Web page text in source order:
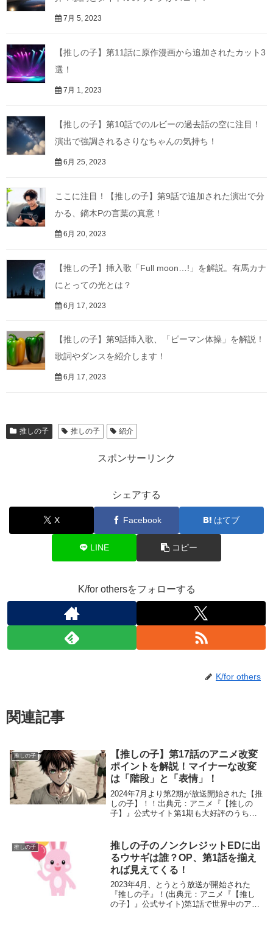
7月 5, 2023
【推しの子】第11話に原作漫画から追加されたカット3
選！
7月 1, 2023
【推しの子】第10話でのルビーの過去話の空に注目！
演出で強調されるさりなちゃんの気持ち！
6月 25, 2023
ここに注目！【推しの子】第9話で追加された演出で分
かる、鏑木Pの言葉の真意！
6月 20, 2023
【推しの子】挿入歌「Full moon…!」を解説。有馬カナ
にとっての光とは？
6月 17, 2023
【推しの子】第9話挿入歌、「ピーマン体操」を解説！
歌詞やダンスを紹介します！
6月 17, 2023
推しの子 推しの子 紹介
スポンサーリンク
シェアする
X Facebook はてブ
LINE コピー
K/for othersをフォローする
K/for others
関連記事
推しの子
【推しの子】第17話のアニメ改変
ポイントを解説！マイナーな改変
は「階段」と「表情」！
2024年7月より第2期が放送開始された【推
しの子】！！出典元：アニメ『【推しの
子】』公式サイト第1期も大好評のうちに
な【推しの子】がX (Twitter) でトレ...
推しの子
推しの子のノンクレジットEDに出
るウサギは誰？OP、第1話を揃え
れば見えてくる！
2023年4月、とうとう放送が開始された
『推しの子』！(出典元：アニメ『【推し
の子】』公式サイト)第1話で世界中のアニ